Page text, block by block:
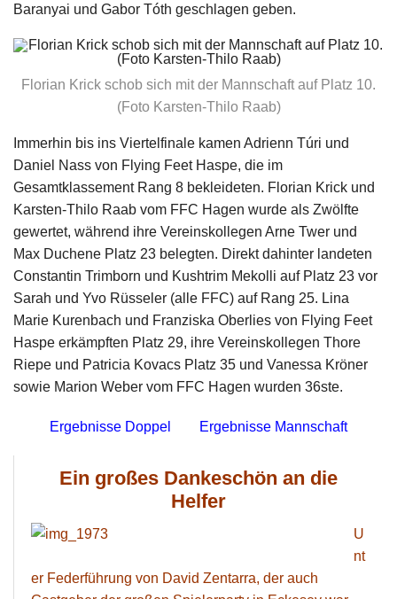
Baranyai und Gabor Tóth geschlagen geben.
Florian Krick schob sich mit der Mannschaft auf Platz 10.
(Foto Karsten-Thilo Raab)
Immerhin bis ins Viertelfinale kamen Adrienn Túri und
Daniel Nass von Flying Feet Haspe, die im
Gesamtklassement Rang 8 bekleideten. Florian Krick und
Karsten-Thilo Raab vom FFC Hagen wurde als Zwölfte
gewertet, während ihre Vereinskollegen Arne Twer und
Max Duchene Platz 23 belegten. Direkt dahinter landeten
Constantin Trimborn und Kushtrim Mekolli auf Platz 23 vor
Sarah und Yvo Rüsseler (alle FFC) auf Rang 25. Lina
Marie Kurenbach und Franziska Oberlies von Flying Feet
Haspe erkämpften Platz 29, ihre Vereinskollegen Thore
Riepe und Patricia Kovacs Platz 35 und Vanessa Kröner
sowie Marion Weber vom FFC Hagen wurden 36ste.
Ergebnisse Doppel Ergebnisse Mannschaft
Ein großes Dankeschön an die
Helfer
U
nt
er Federführung von David Zentarra, der auch